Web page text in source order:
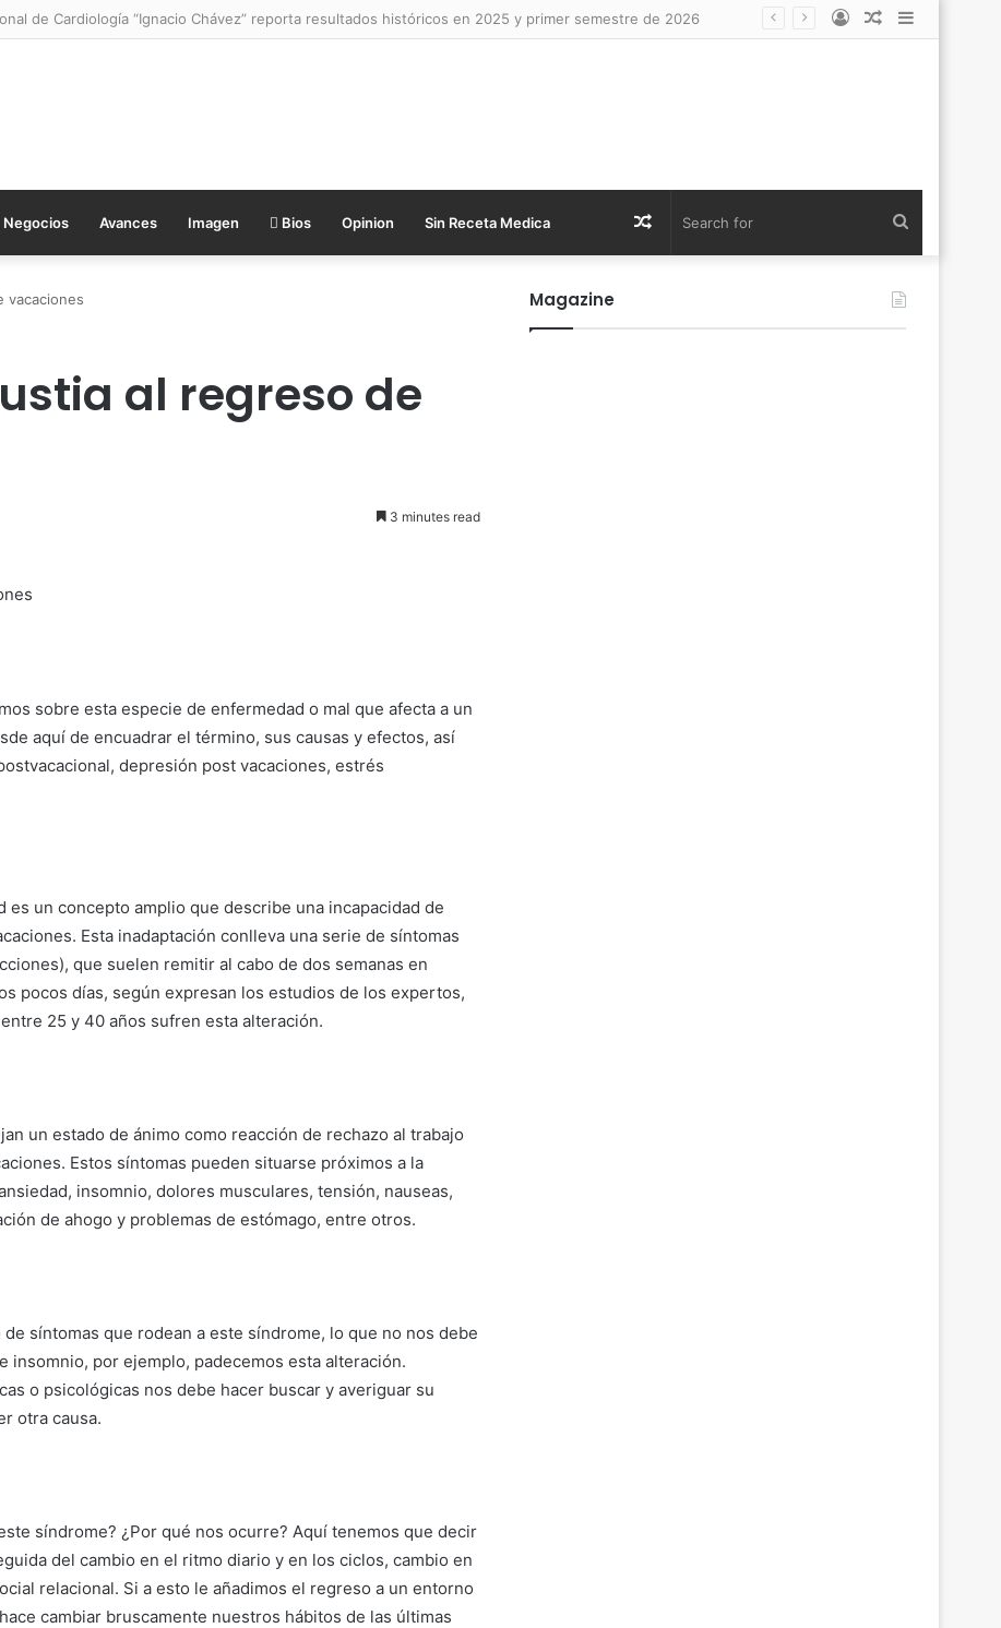
¿podemos hablar de mi cuerpo?”: un libro para conversar sobre sexualidad y hemofilia en la infancia Sidebar
Random
Log
Negocios Avances Imagen Bios Opinion Sin Receta Medica Random
vacaciones
al regreso de
3 minutes read
sobre esta especie de enfermedad o mal que afecta a un
aquí de encuadrar el término, sus causas y efectos, así
depresión post vacaciones, estrés
es un concepto amplio que describe una incapacidad de
Esta inadaptación conlleva una serie de síntomas
que suelen remitir al cabo de dos semanas en
pocos días, según expresan los estudios de los expertos,
25 y 40 años sufren esta alteración.
un estado de ánimo como reacción de rechazo al trabajo
Estos síntomas pueden situarse próximos a la
insomnio, dolores musculares, tensión, nauseas,
de ahogo y problemas de estómago, entre otros.
síntomas que rodean a este síndrome, lo que no nos debe
insomnio, por ejemplo, padecemos esta alteración.
o psicológicas nos debe hacer buscar y averiguar su
otra causa.
síndrome? ¿Por qué nos ocurre? Aquí tenemos que decir
del cambio en el ritmo diario y en los ciclos, cambio en
relacional. Si a esto le añadimos el regreso a un entorno
cambiar bruscamente nuestros hábitos de las últimas
Magazine